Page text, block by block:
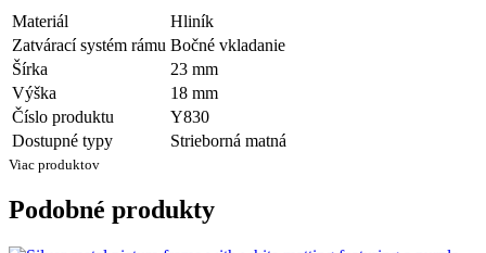
Materiál
Hliník
Zatvárací systém rámu Bočné vkladanie
Šírka
23 mm
Výška
18 mm
Číslo produktu
Y830
Dostupné typy
Strieborná matná
Viac produktov
Podobné produkty